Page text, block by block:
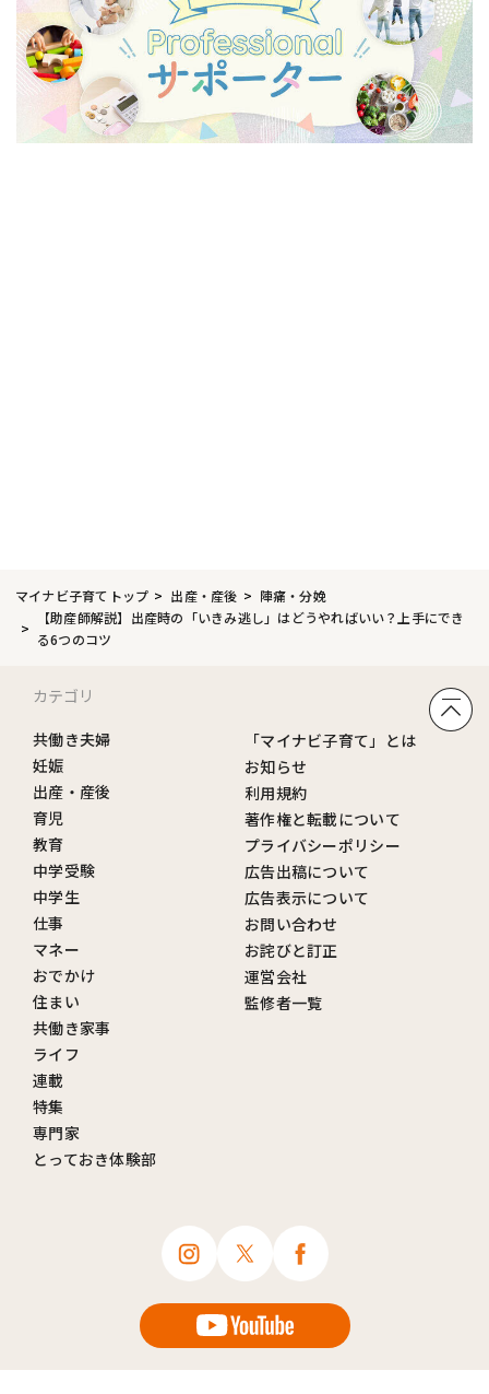
マイナビ子育てトップ 出産・産後
陣痛・分娩
【助産師解説】出産時の「いきみ逃し」はどうやればいい？上手にでき
る6つのコツ
カテゴリ
共働き夫婦
妊娠
出産・産後
育児
教育
中学受験
中学生
仕事
マネー
おでかけ
住まい
共働き家事
ライフ
連載
特集
専門家
とっておき体験部
「マイナビ子育て」とは
お知らせ
利用規約
著作権と転載について
プライバシーポリシー
広告出稿について
広告表示について
お問い合わせ
お詫びと訂正
運営会社
監修者一覧